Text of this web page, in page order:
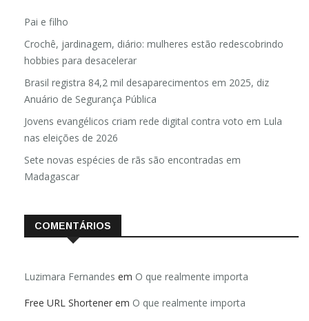
Pai e filho
Crochê, jardinagem, diário: mulheres estão redescobrindo
hobbies para desacelerar
Brasil registra 84,2 mil desaparecimentos em 2025, diz
Anuário de Segurança Pública
Jovens evangélicos criam rede digital contra voto em Lula
nas eleições de 2026
Sete novas espécies de rãs são encontradas em
Madagascar
COMENTÁRIOS
Luzimara Fernandes em O que realmente importa
Free URL Shortener em O que realmente importa